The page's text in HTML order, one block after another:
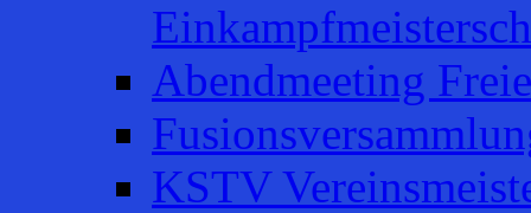
Abendmeeting
KSTV